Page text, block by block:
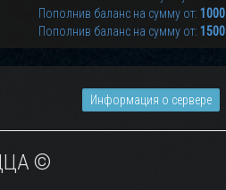
Пополнив баланс на сумму от:
Пополнив баланс на сумму от:
Информация о сервере
©